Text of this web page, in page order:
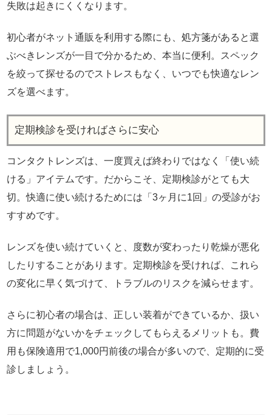
失敗は起きにくくなります。
初心者がネット通販を利用する際にも、処方箋があると選
ぶべきレンズが一目で分かるため、本当に便利。スペック
を絞って探せるのでストレスもなく、いつでも快適なレン
ズを選べます。
定期検診を受ければさらに安心
コンタクトレンズは、一度買えば終わりではなく「使い続
ける」アイテムです。だからこそ、定期検診がとても大
切。快適に使い続けるためには「3ヶ月に1回」の受診がお
すすめです。
レンズを使い続けていくと、度数が変わったり乾燥が悪化
したりすることがあります。定期検診を受ければ、これら
の変化に早く気づけて、トラブルのリスクを減らせます。
さらに初心者の場合は、正しい装着ができているか、扱い
方に問題がないかをチェックしてもらえるメリットも。費
用も保険適用で1,000円前後の場合が多いので、定期的に受
診しましょう。